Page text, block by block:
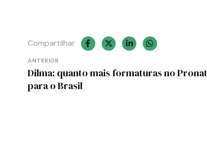
Compartilhar
Navegação
de
ANTERIOR
Dilma: quanto mais formaturas no
para o Brasil